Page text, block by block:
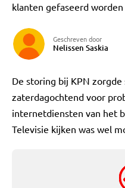
klanten gefaseerd
Geschreven door
Nelissen Saskia
De storing bij KPN zorgde
zaterdagochtend voor
internetdiensten van het
Televisie kijken was wel